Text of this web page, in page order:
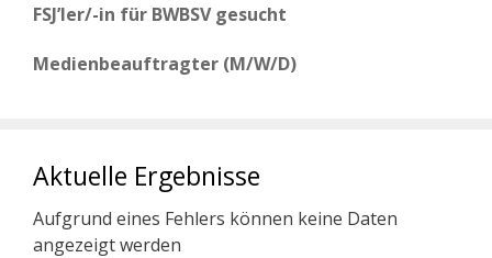
FSJ’ler/-in für BWBSV gesucht
Medienbeauftragter (M/W/D)
Aktuelle Ergebnisse
Aufgrund eines Fehlers können keine Daten
angezeigt werden